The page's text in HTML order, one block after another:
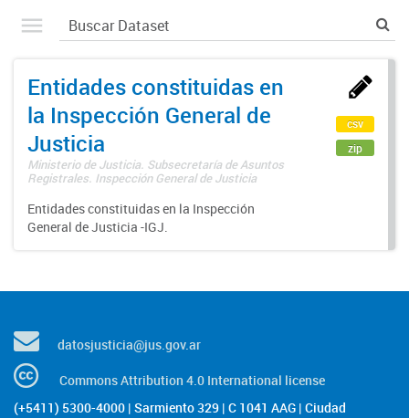
Entidades constituidas en
la Inspección General de
Justicia
Ministerio de Justicia. Subsecretaría de Asuntos
Registrales. Inspección General de Justicia
Entidades constituidas en la Inspección
General de Justicia -IGJ.
csv
zip
datosjusticia@jus.gov.ar
Commons Attribution 4.0 International license
(+5411) 5300-4000 | Sarmiento 329 | C 1041 AAG | Ciudad